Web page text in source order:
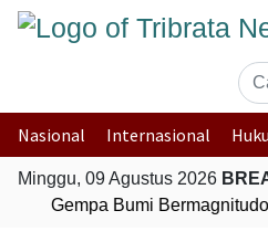
Nasional Internasional
Minggu, 09 Agustus 2026
Gempa Bumi